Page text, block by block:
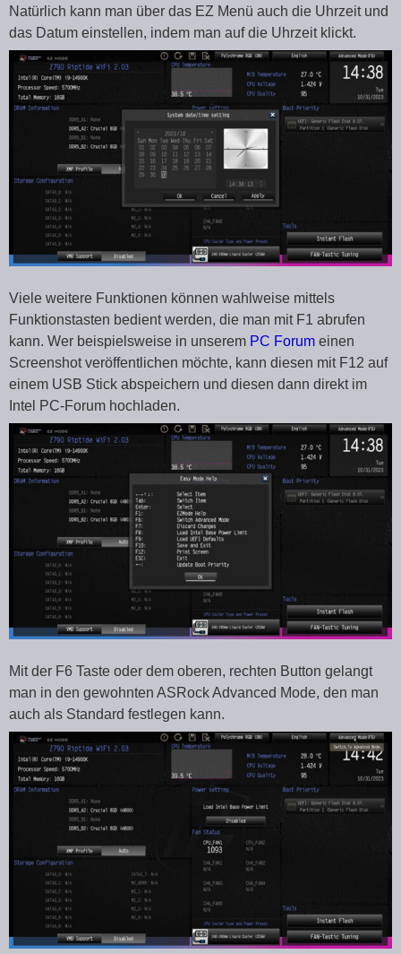
Natürlich kann man über das EZ Menü auch die Uhrzeit und
das Datum einstellen, indem man auf die Uhrzeit klickt.
Viele weitere Funktionen können wahlweise mittels
Funktionstasten bedient werden, die man mit F1 abrufen
kann. Wer beispielsweise in unserem PC Forum einen
Screenshot veröffentlichen möchte, kann diesen mit F12 auf
einem USB Stick abspeichern und diesen dann direkt im
Intel PC-Forum hochladen.
Mit der F6 Taste oder dem oberen, rechten Button gelangt
man in den gewohnten ASRock Advanced Mode, den man
auch als Standard festlegen kann.